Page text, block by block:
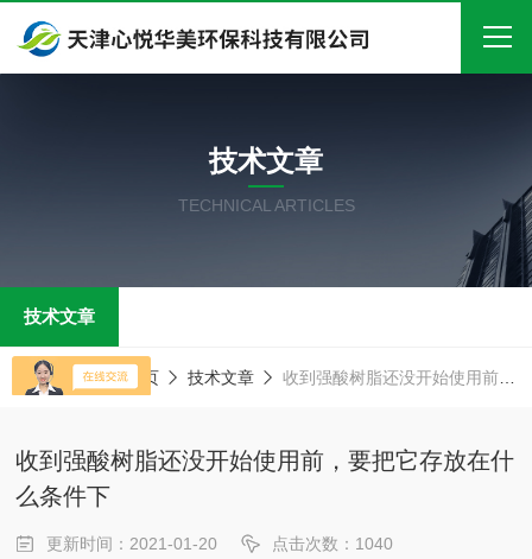
关于我们
产品中心
在线留言
技术文章
TECHNICAL ARTICLES
技术文章
当前位置：首页 技术文章 收到强酸树脂还没开始使用前，要把它存放在什么条件下
收到强酸树脂还没开始使用前，要把它存放在什
么条件下
更新时间：2021-01-20 点击次数：1040